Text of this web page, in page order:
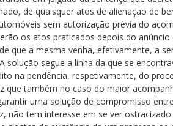
de quaisquer atos de alienação de
sem autorização prévia do
os atos praticados depois do
que a mesma venha, efetivamente, a
solução segue a linha da que se
na pendência, respetivamente, do
que também no caso do maior
uma solução de compromisso
não tem interesse em se ver